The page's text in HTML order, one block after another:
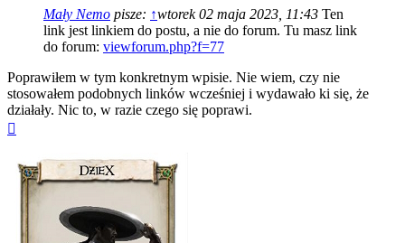
Mały Nemo pisze: ↑wtorek 02 maja 2023, 11:43 Ten
link jest linkiem do postu, a nie do forum. Tu masz link
do forum: viewforum.php?f=77
Poprawiłem w tym konkretnym wpisie. Nie wiem, czy nie
stosowałem podobnych linków wcześniej i wydawało ki się, że
działały. Nic to, w razie czego się poprawi.